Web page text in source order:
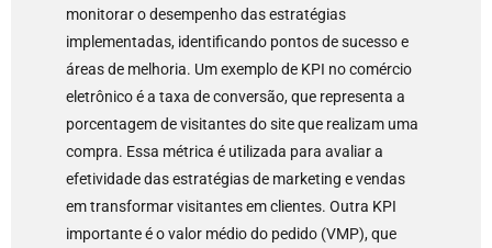
monitorar o desempenho das estratégias
implementadas, identificando pontos de sucesso e
áreas de melhoria. Um exemplo de KPI no comércio
eletrônico é a taxa de conversão, que representa a
porcentagem de visitantes do site que realizam uma
compra. Essa métrica é utilizada para avaliar a
efetividade das estratégias de marketing e vendas
em transformar visitantes em clientes. Outra KPI
importante é o valor médio do pedido (VMP), que